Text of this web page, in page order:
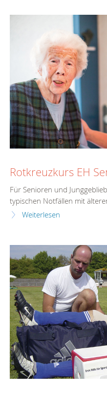
Rotkreuzkurs EH
Für Senioren und
typischen Notfällen mit
Weiterlesen